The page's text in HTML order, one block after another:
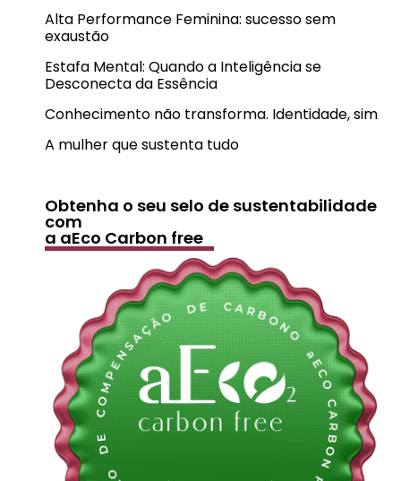
Alta Performance Feminina: sucesso sem
exaustão
Estafa Mental: Quando a Inteligência se
Desconecta da Essência
Conhecimento não transforma. Identidade, sim
A mulher que sustenta tudo
Obtenha o seu selo de sustentabilidade
com
a aEco Carbon free